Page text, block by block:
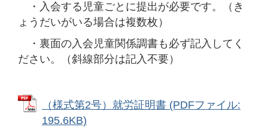
・入会する児童ごとに提出が必要です。（き
ょうだいがいる場合は複数枚）
・裏面の入会児童関係調書も必ず記入してく
ださい。（斜線部分は記入不要）
（様式第2号）就労証明書 (PDFファイル:
195.6KB)